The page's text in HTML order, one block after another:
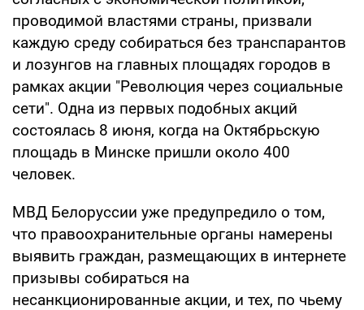
проводимой властями страны, призвали
каждую среду собираться без транспарантов
и лозунгов на главных площадях городов в
рамках акции "Революция через социальные
сети". Одна из первых подобных акций
состоялась 8 июня, когда на Октябрьскую
площадь в Минске пришли около 400
человек.
МВД Белоруссии уже предупредило о том,
что правоохранительные органы намерены
выявить граждан, размещающих в интернете
призывы собираться на
несанкционированные акции, и тех, по чьему